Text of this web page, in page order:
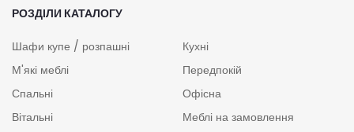
РОЗДІЛИ КАТАЛОГУ
Шафи купе / розпашні
М'які меблі
Спальні
Вітальні
Кухні
Передпокій
Офісна
Меблі на замовлення